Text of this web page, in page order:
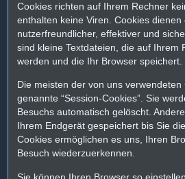
Cookies richten auf Ihrem Rechner
enthalten keine Viren. Cookies
nutzerfreundlicher, effektiver und
sind kleine Textdateien, die auf Ihrem
werden und die Ihr Browser speichert.
Die meisten der von uns verwendeten
genannte “Session-Cookies”. Sie
Besuchs automatisch gelöscht.
Ihrem Endgerät gespeichert bis Sie
Cookies ermöglichen es uns, Ihren
Besuch wiederzuerkennen.